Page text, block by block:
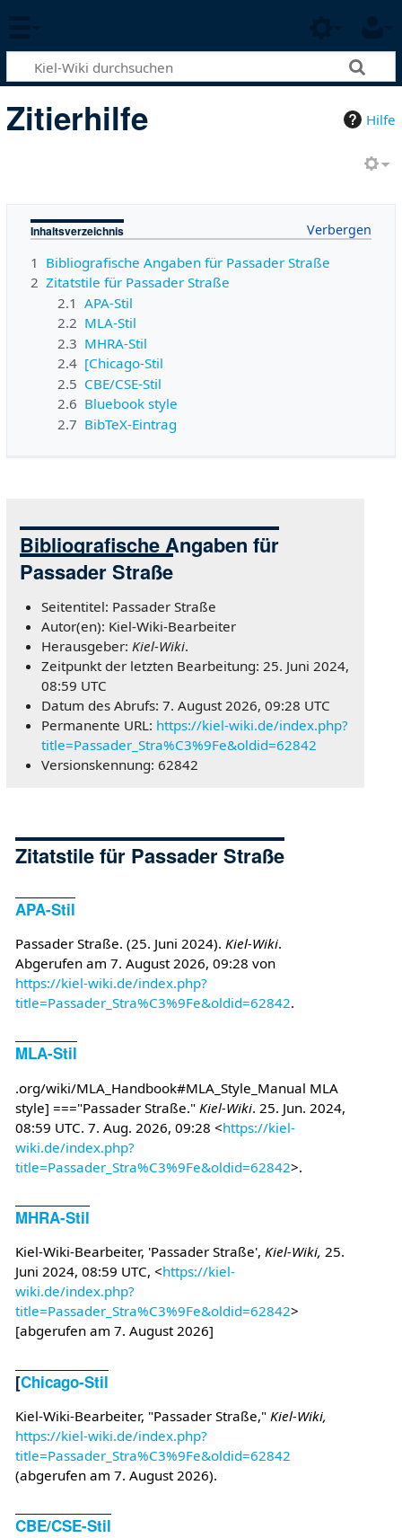
Hilfe
Zitierhilfe
Inhaltsverzeichnis
1 Bibliografische Angaben für Passader Straße
2 Zitatstile für Passader Straße
2.1 APA-Stil
2.2 MLA-Stil
2.3 MHRA-Stil
2.4 [Chicago-Stil
2.5 CBE/CSE-Stil
2.6 Bluebook style
2.7 BibTeX-Eintrag
Bibliografische Angaben für
Passader Straße
Seitentitel: Passader Straße
Autor(en): Kiel-Wiki-Bearbeiter
Herausgeber:Kiel-Wiki.
Zeitpunkt der letzten Bearbeitung: 25. Juni 2024,
08:59 UTC
Datum des Abrufs: 7. August 2026, 09:28 UTC
Permanente URL: https://kiel-wiki.de/index.php?
title=Passader_Stra%C3%9Fe&oldid=62842
Versionskennung: 62842
Zitatstile für Passader Straße
APA-Stil
Passader Straße. (25. Juni 2024). Kiel-Wiki.
Abgerufen am 7. August 2026, 09:28 von
https://kiel-wiki.de/index.php?
title=Passader_Stra%C3%9Fe&oldid=62842.
MLA-Stil
.org/wiki/MLA_Handbook#MLA_Style_Manual MLA
style] ==="Passader Straße." Kiel-Wiki. 25. Jun. 2024,
08:59 UTC. 7. Aug. 2026, 09:28 <https://kiel-
wiki.de/index.php?
title=Passader_Stra%C3%9Fe&oldid=62842>.
MHRA-Stil
Kiel-Wiki-Bearbeiter, 'Passader Straße', Kiel-Wiki, 25.
Juni 2024, 08:59 UTC, <https://kiel-
wiki.de/index.php?
title=Passader_Stra%C3%9Fe&oldid=62842>
[abgerufen am 7. August 2026]
[Chicago-Stil
Kiel-Wiki-Bearbeiter, "Passader Straße," Kiel-Wiki,
https://kiel-wiki.de/index.php?
title=Passader_Stra%C3%9Fe&oldid=62842
(abgerufen am 7. August 2026).
CBE/CSE-Stil